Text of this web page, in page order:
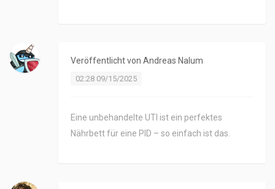
Veröffentlicht von Andreas Nalum
02:28 09/15/2025
Eine unbehandelte UTI ist ein perfektes
Nährbett für eine PID – so einfach ist das.